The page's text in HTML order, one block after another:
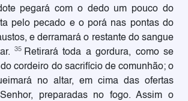
pegará com o dedo um pouco do
pelo pecado e o porá nas pontas do
e derramará o restante do sangue
35 Retirará toda a gordura, como se
cordeiro do sacrifício de comunhão; o
no altar, em cima das ofertas
preparadas no fogo. Assim o